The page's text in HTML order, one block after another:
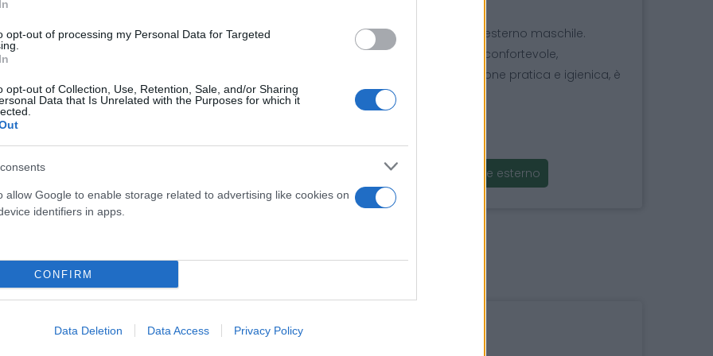
opt-out of processing my Personal Data for Targeted
opt-out of Collection, Use, Retention, Sale, and/or Sharing
Data that Is Unrelated with the Purposes for which it
allow Google to enable storage related to advertising like cookies on
identifiers in apps.
CONFIRM
Data Deletion Data Access Privacy Policy
contenute:
biadesiva in schiuma, ideale per fissare in modo sicuro la sacca urine e il catetere esterno maschile.
in una confezione da 30 pezzi, questa fascia assicura un'adesione affidabile e confortevole,
stabilità e sicurezza durante l'uso quotidiano. Progettata per offrire una soluzione pratica e igienica, è
per soddisfare le esigenze di comfort e protezione degli utenti.
catetere fissaggio catetere esterno
Potrebbero piacerti anche